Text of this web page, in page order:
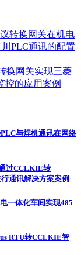
转换网关在机电
PLC通讯的配置
换网关实现三菱
控的应用案例
与焊机通讯在网络
过CCLKIE转
通讯解决方案案例
一体化车间实现485
RTU转CCLKIE智